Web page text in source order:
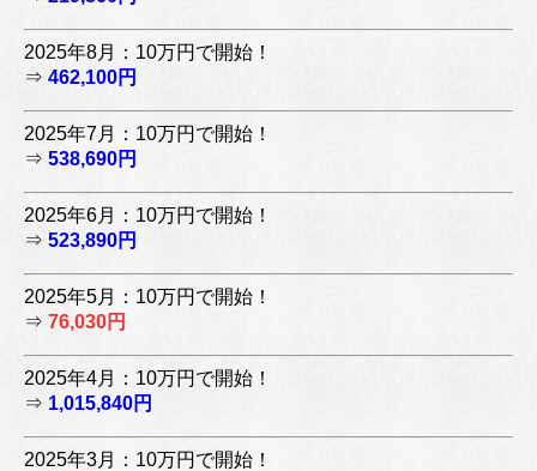
2025年8月：10万円で開始！
⇒ 462,100円
2025年7月：10万円で開始！
⇒ 538,690円
2025年6月：10万円で開始！
⇒ 523,890円
2025年5月：10万円で開始！
⇒ 76,030円
2025年4月：10万円で開始！
⇒ 1,015,840円
2025年3月：10万円で開始！